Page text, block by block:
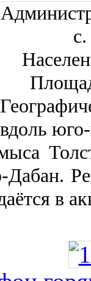
Дабан.
в